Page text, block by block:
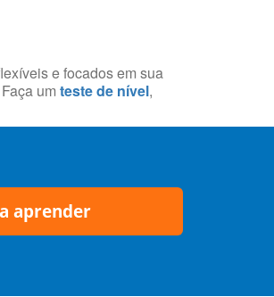
e focados em sua
um teste de nível,
aprender